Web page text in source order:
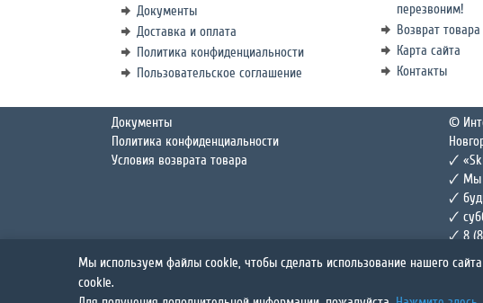
Документы
Доставка и оплата
Политика конфиденциальности
Пользовательское соглашение
перезвоним!
Возврат товара
Карта сайта
Контакты
Документы
Политика конфиденциальности
Условия возврата товара
©
🗸
🗸 Мы
🗸
🗸
🗸 8
Сайт разрешает вам просматривать и загружать материалы этого сайта только
Мы используем файлы cookie, чтобы сделать использование нашего
cookie.